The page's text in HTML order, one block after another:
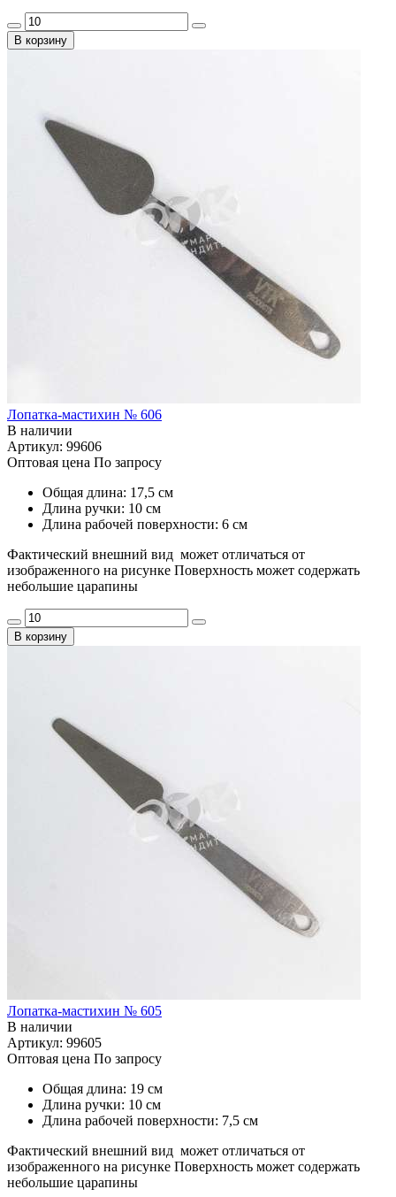
В корзину
Лопатка-мастихин № 606
В наличии
Артикул: 99606
Оптовая цена По запросу
Общая длина: 17,5 см
Длина ручки: 10 см
Длина рабочей поверхности: 6 см
Фактический внешний вид может отличаться от
изображенного на рисунке Поверхность может содержать
небольшие царапины
В корзину
Лопатка-мастихин № 605
В наличии
Артикул: 99605
Оптовая цена По запросу
Общая длина: 19 см
Длина ручки: 10 см
Длина рабочей поверхности: 7,5 см
Фактический внешний вид может отличаться от
изображенного на рисунке Поверхность может содержать
небольшие царапины